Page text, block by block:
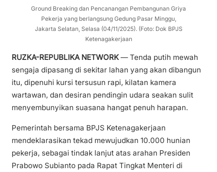
Ground Breaking dan Pencanangan Pembangunan Griya
Pekerja yang berlangsung Gedung Pasar Minggu,
Jakarta Selatan, Selasa (04/11/2025). (Foto: Dok BPJS
Ketenagakerjaan
RUZKA-REPUBLIKA NETWORK— Tenda putih mewah
sengaja dipasang di sekitar lahan yang akan dibangun
itu, dipenuhi kursi tersusun rapi, kilatan kamera
wartawan, dan desiran pendingin udara seakan sulit
menyembunyikan suasana hangat penuh harapan.
Pemerintah bersama BPJS Ketenagakerjaan
mendeklarasikan tekad mewujudkan 10.000 hunian
pekerja, sebagai tindak lanjut atas arahan Presiden
Prabowo Subianto pada Rapat Tingkat Menteri di